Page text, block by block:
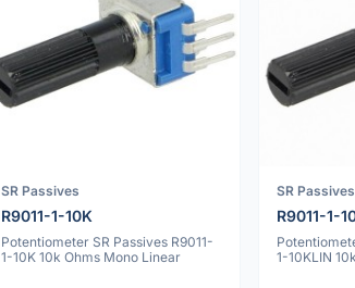
SR Passives
R9011-1-10K
Potentiometer SR Passives R9011-
1-10K 10k Ohms Mono Linear
SR Passives
R9011-1-
1-10KLIN